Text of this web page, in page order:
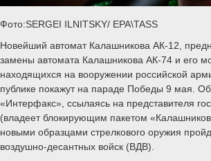
Фото:SERGEI ILNITSKY/ EPA\TASS
Новейший автомат Калашникова АК-12,
замены автомата Калашникова АК-74 и его
находящихся на вооружении российской
публике покажут на параде Победы 9 мая.
«Интерфакс», ссылаясь на представителя
(владеет блокирующим пакетом
новыми образцами стрелкового оружия
воздушно-десантных войск (ВДВ).